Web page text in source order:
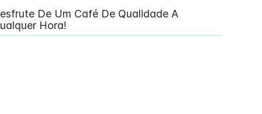
De Um Café De Qualidade A
Hora!